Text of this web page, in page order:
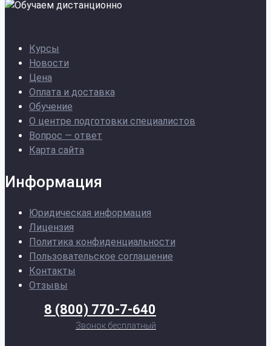
Курсы
Новости
Цена
Оплата и доставка
Обучение
О центре подготовки специалистов
Вопрос — ответ
Карта сайта
Информация
Юридическая информация
Лицензия
Политика конфиденциальности
Пользовательское соглашение
Контакты
Отзывы
8 (800) 770-7-640
Звонок бесплатный